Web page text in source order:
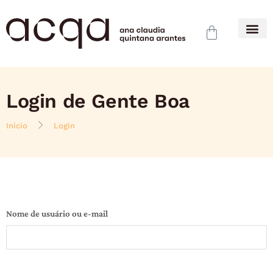
Login de Gente Boa
Início Login
Nome de usuário ou e-mail